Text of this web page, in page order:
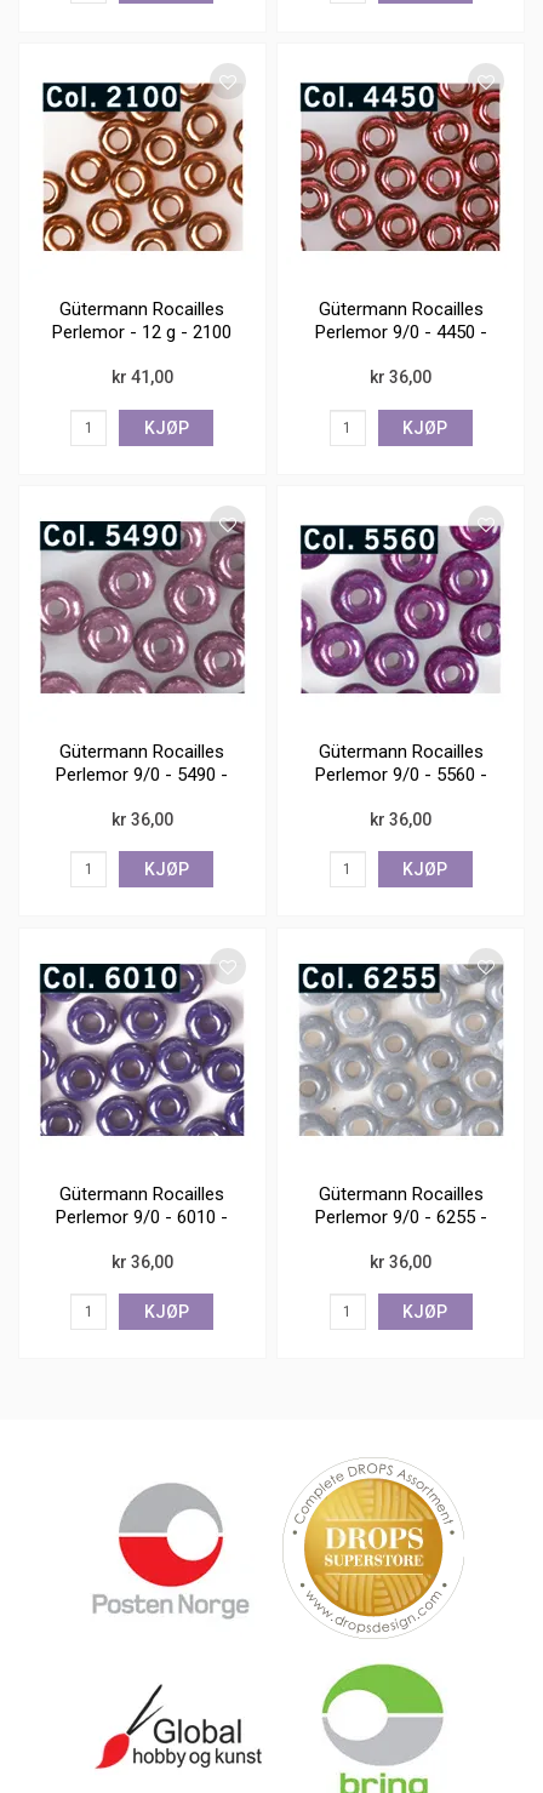
Gütermann Rocailles
Perlemor - 12 g - 2100
kr 41,00
KJØP
Gütermann Rocailles
Perlemor 9/0 - 4450 -
kr 36,00
KJØP
Gütermann Rocailles
Perlemor 9/0 - 5490 -
kr 36,00
KJØP
Gütermann Rocailles
Perlemor 9/0 - 5560 -
kr 36,00
KJØP
Gütermann Rocailles
Perlemor 9/0 - 6010 -
kr 36,00
KJØP
Gütermann Rocailles
Perlemor 9/0 - 6255 -
kr 36,00
KJØP